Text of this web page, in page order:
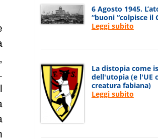
6 Agosto 1945.
“buoni “colpisce il
Leggi subito
La distopia come
dell'utopia (e l'UE
creatura fabiana)
Leggi subito